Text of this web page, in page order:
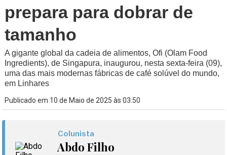
prepara para dobrar de
tamanho
A gigante global da cadeia de alimentos, Ofi (Olam Food
Ingredients), de Singapura, inaugurou, nesta sexta-feira (09),
uma das mais modernas fábricas de café solúvel do mundo,
em Linhares
Publicado em 10 de Maio de 2025 às 03:50
Colunista
Abdo Filho